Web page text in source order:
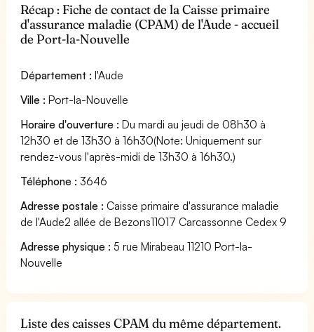
Récap : Fiche de contact de la Caisse primaire
d'assurance maladie (CPAM) de l'Aude - accueil
de Port-la-Nouvelle
Département : l'Aude
Ville : Port-la-Nouvelle
Horaire d'ouverture : Du mardi au jeudi de 08h30 à
12h30 et de 13h30 à 16h30(Note: Uniquement sur
rendez-vous l'après-midi de 13h30 à 16h30.)
Téléphone : 3646
Adresse postale : Caisse primaire d'assurance maladie
de l'Aude2 allée de Bezons11017 Carcassonne Cedex 9
Adresse physique : 5 rue Mirabeau 11210 Port-la-
Nouvelle
Liste des caisses CPAM du même département.